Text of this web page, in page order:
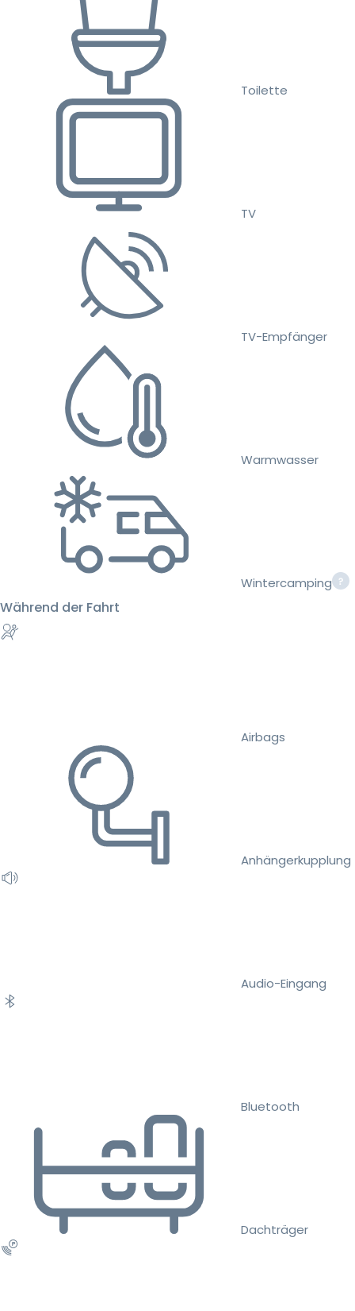
Toilette
TV
TV-Empfänger
Warmwasser
Wintercamping
Während der Fahrt
Airbags
Anhängerkupplung
Audio-Eingang
Bluetooth
Dachträger